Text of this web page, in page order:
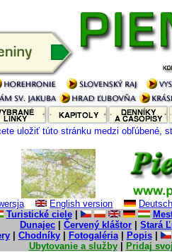
uložiť túto stránku medzi obľúbené,
English version
Turistické ciele|
Dunajec
Červený kláštor Stará
| Chodníky| Fotogaléria| Popis|
Ubytovanie a služby| Pridaj